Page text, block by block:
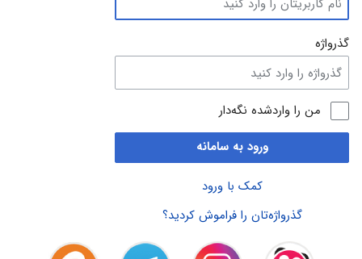
ناوبری
جستجو
گذرواژه
من را واردشده نگه‌دار
ورود به سامانه
کمک با ورود
گذرواژه‌تان را فراموش کردید؟